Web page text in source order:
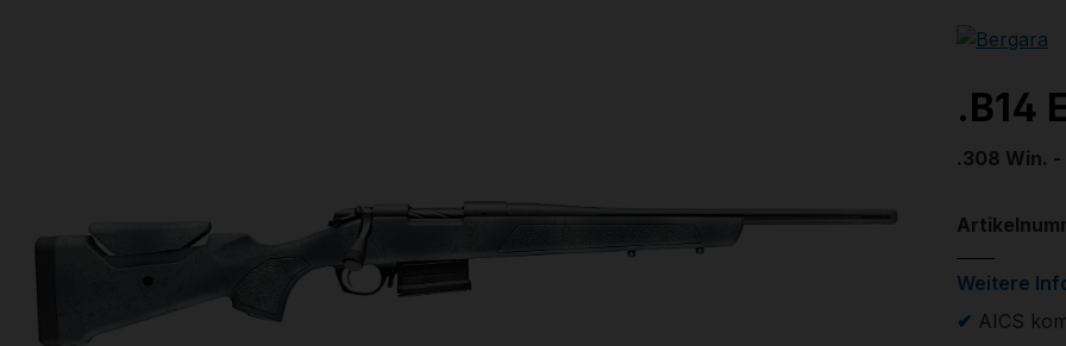
.B14
.308 Win.
Weitere
✔ AICS